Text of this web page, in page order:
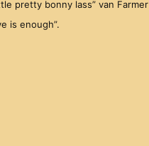
pretty bonny lass” van Farmer
is enough”.